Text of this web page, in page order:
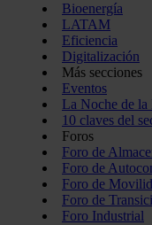
Bioenergía
LATAM
Eficiencia
Digitalización
Más secciones
Eventos
La Noche de la
10 claves del
Foros
Foro de
Foro de
Foro de
Foro de
Foro Industrial